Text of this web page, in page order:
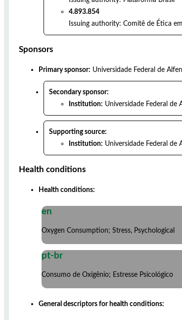
4.893.854
Issuing authority: Comitê de Ética
Sponsors
Primary sponsor: Universidade Federal de
Secondary sponsor:
Institution: Universidade Federal de
Supporting source:
Institution: Universidade Federal de
Health conditions
Health conditions:
en
Oxygen Consumption; Stress, Psychological
pt-br
Consumo de Oxigênio; Estresse Psicológico
General descriptors for health conditions: